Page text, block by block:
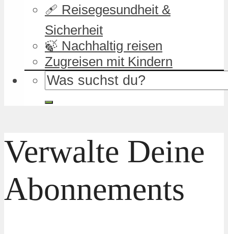
🩹 Reisegesundheit &
Sicherheit
🍃 Nachhaltig reisen
Zugreisen mit Kindern
Verwalte Deine
Abonnements